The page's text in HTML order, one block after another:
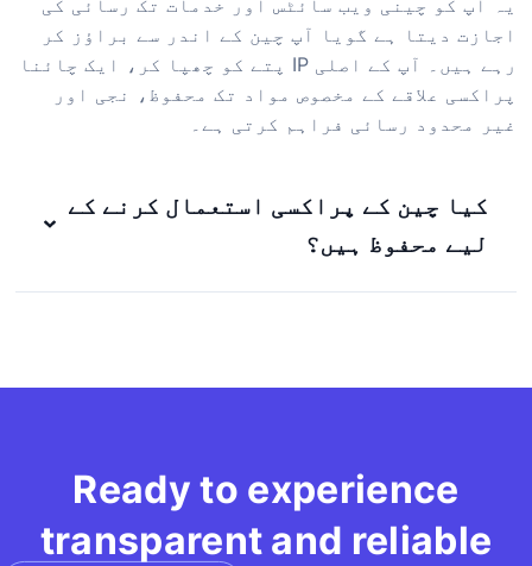
اجازت دیتا ہے گویا آپ چین کے اندر سے براؤز کر
رہے ہیں۔ آپ کے اصلی IP پتے کو چھپا کر، ایک چائنا
پراکسی علاقے کے مخصوص مواد تک محفوظ، نجی اور
غیر محدود رسائی فراہم کرتی ہے۔
کیا چین کے پراکسی استعمال کرنے کے
لیے محفوظ ہیں؟
Ready to experience
transparent and reliable